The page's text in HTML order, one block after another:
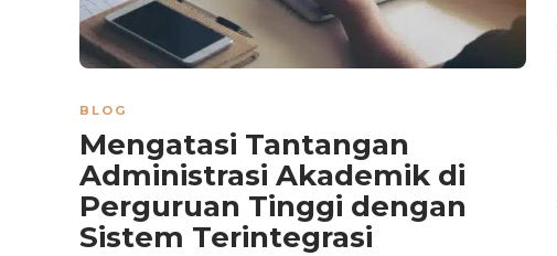
BLOG
Mengatasi Tantangan
Administrasi Akademik di
Perguruan Tinggi dengan
Sistem Terintegrasi